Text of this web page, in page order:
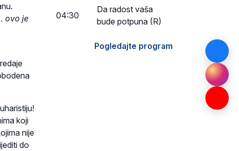
ovo je
koji
nije
do
04:30
Da radost vaša
bude potpuna (R)
Pogledajte program